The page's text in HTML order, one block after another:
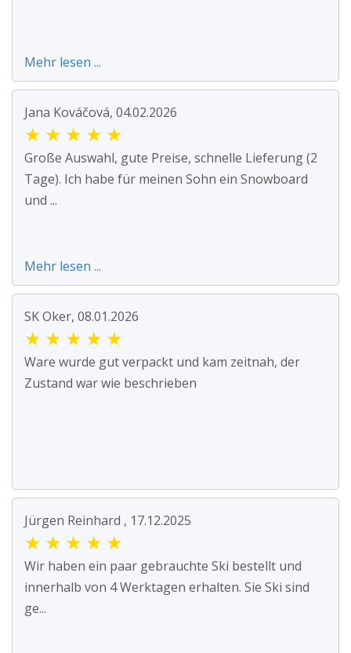
Mehr lesen ...
Jana Kováčová, 04.02.2026
★ ★ ★ ★ ★
Große Auswahl, gute Preise, schnelle Lieferung (2
Tage). Ich habe für meinen Sohn ein Snowboard
und ...
Mehr lesen ...
SK Oker, 08.01.2026
★ ★ ★ ★ ★
Ware wurde gut verpackt und kam zeitnah, der
Zustand war wie beschrieben
Jürgen Reinhard , 17.12.2025
★ ★ ★ ★ ★
Wir haben ein paar gebrauchte Ski bestellt und
innerhalb von 4 Werktagen erhalten. Sie Ski sind
ge...